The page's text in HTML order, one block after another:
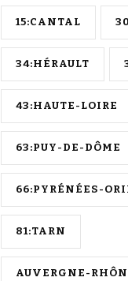
15:CANTAL
34:HÉRAULT
43:HAUTE-LOIRE
63:PUY-DE-DÔME
66:PYRÉNÉES-
81:TARN
AUVERGNE-